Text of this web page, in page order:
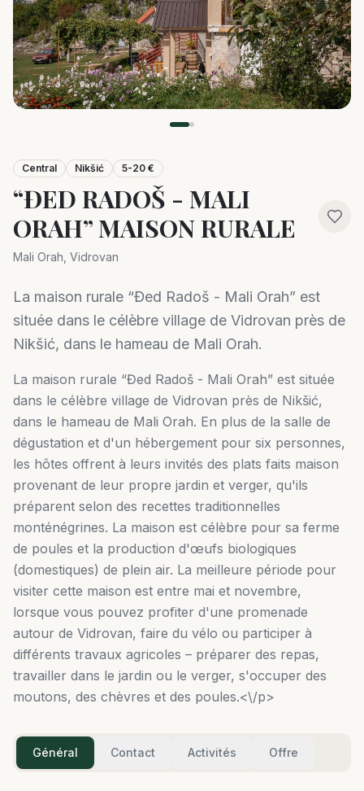
Central Nikšić 5-20 €
“ĐED RADOŠ - MALI
ORAH” MAISON RURALE
Mali Orah, Vidrovan
La maison rurale “Đed Radoš - Mali Orah” est
située dans le célèbre village de Vidrovan près de
Nikšić, dans le hameau de Mali Orah.
La maison rurale “Đed Radoš - Mali Orah” est située
dans le célèbre village de Vidrovan près de Nikšić,
dans le hameau de Mali Orah. En plus de la salle de
dégustation et d'un hébergement pour six personnes,
les hôtes offrent à leurs invités des plats faits maison
provenant de leur propre jardin et verger, qu'ils
préparent selon des recettes traditionnelles
monténégrines. La maison est célèbre pour sa ferme
de poules et la production d'œufs biologiques
(domestiques) de plein air. La meilleure période pour
visiter cette maison est entre mai et novembre,
lorsque vous pouvez profiter d'une promenade
autour de Vidrovan, faire du vélo ou participer à
différents travaux agricoles – préparer des repas,
travailler dans le jardin ou le verger, s'occuper des
moutons, des chèvres et des poules.<\/p>
Général Contact Activités Offre